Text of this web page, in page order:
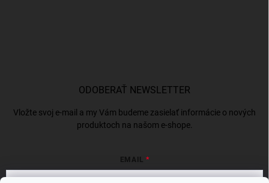
ODOBERAŤ NEWSLETTER
Vložte svoj e-mail a my Vám budeme zasielať informácie o nových
produktoch na našom e-shope.
EMAIL